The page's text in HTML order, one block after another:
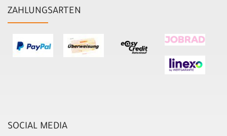
ZAHLUNGSARTEN
SOCIAL MEDIA